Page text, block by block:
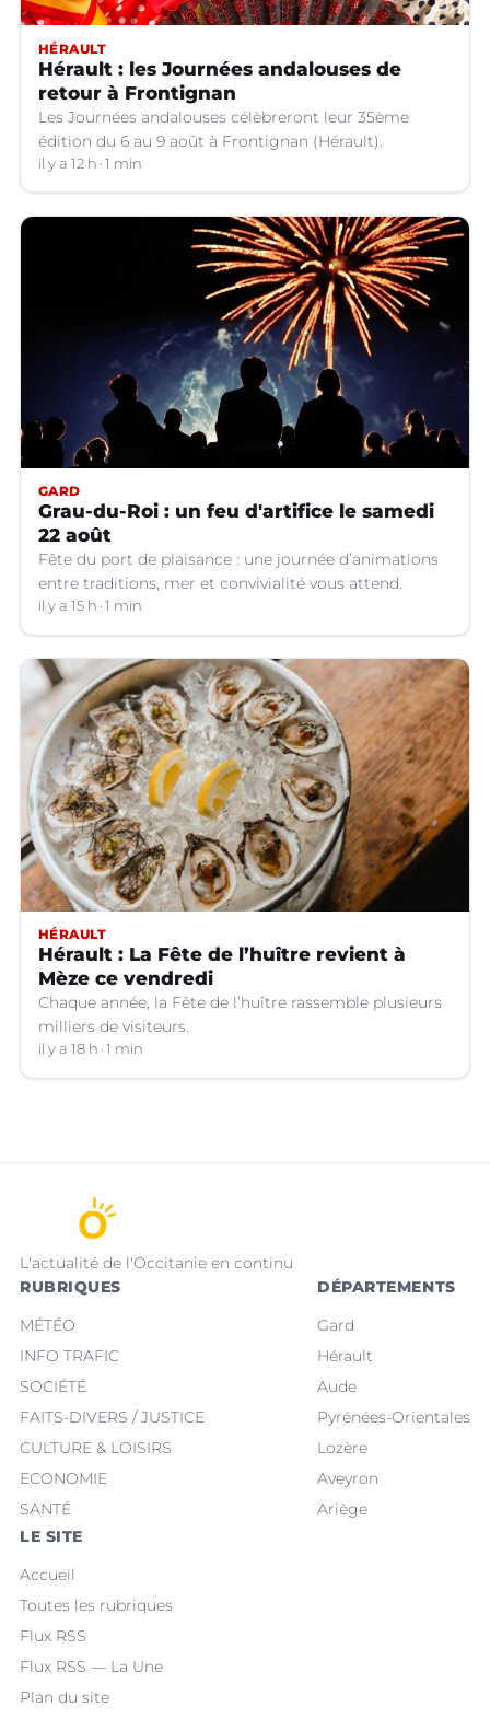
HÉRAULT
Hérault : les Journées andalouses de
retour à Frontignan
Les Journées andalouses célèbreront leur 35ème
édition du 6 au 9 août à Frontignan (Hérault).
il y a 12 h 1 min
GARD
Grau-du-Roi : un feu d'artifice le samedi
22 août
Fête du port de plaisance : une journée d’animations
entre traditions, mer et convivialité vous attend.
il y a 15 h 1 min
HÉRAULT
Hérault : La Fête de l’huître revient à
Mèze ce vendredi
Chaque année, la Fête de l’huître rassemble plusieurs
milliers de visiteurs.
il y a 18 h 1 min
L'actualité de l'Occitanie en continu
RUBRIQUES
MÉTÉO
INFO TRAFIC
SOCIÉTÉ
FAITS-DIVERS / JUSTICE
CULTURE & LOISIRS
ECONOMIE
SANTÉ
DÉPARTEMENTS
Gard
Hérault
Aude
Pyrénées-Orientales
Lozère
Aveyron
Ariège
LE SITE
Accueil
Toutes les rubriques
Flux RSS
Flux RSS — La Une
Plan du site